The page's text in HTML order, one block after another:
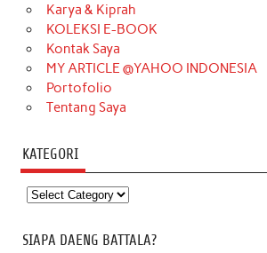
Karya & Kiprah
KOLEKSI E-BOOK
Kontak Saya
MY ARTICLE @YAHOO INDONESIA
Portofolio
Tentang Saya
KATEGORI
Kategori
SIAPA DAENG BATTALA?